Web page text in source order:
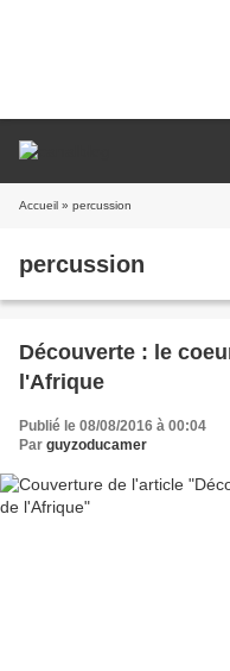
Accueil » percussion
percussion
Découverte : le
l'Afrique
Publié le 08/08/2016 à 00:04
Par guyzoducamer